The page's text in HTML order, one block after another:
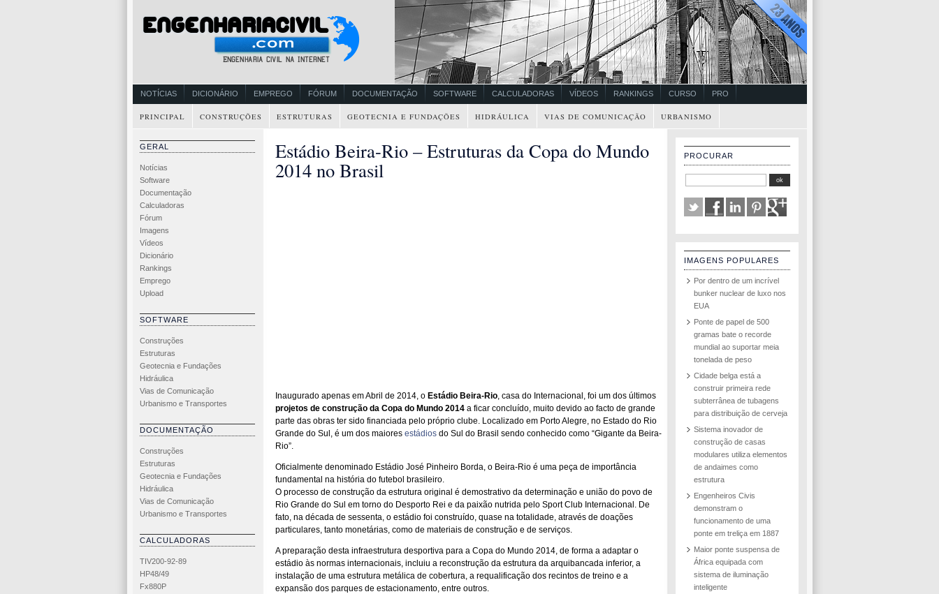
NOTÍCIAS DICIONÁRIO EMPREGO FÓRUM DOCUMENTAÇÃO SOFTWARE CALCULADORAS VÍDEOS RANKINGS CURSO PRO
PRINCIPAL CONSTRUÇÕES ESTRUTURAS GEOTECNIA E FUNDAÇÕES HIDRÁULICA VIAS DE COMUNICAÇÃO URBANISMO
GERAL
Notícias
Software
Documentação
Calculadoras
Fórum
Imagens
Vídeos
Dicionário
Rankings
Emprego
Upload
SOFTWARE
Construções
Estruturas
Geotecnia e Fundações
Hidráulica
Vias de Comunicação
Urbanismo e Transportes
DOCUMENTAÇÃO
Construções
Estruturas
Geotecnia e Fundações
Hidráulica
Vias de Comunicação
Urbanismo e Transportes
CALCULADORAS
TIV200-92-89
HP48/49
Fx880P
Estádio Beira-Rio – Estruturas da Copa do Mundo
2014 no Brasil
Inaugurado apenas em Abril de 2014, o Estádio Beira-Rio, casa do Internacional, foi um dos últimos
projetos de construção da Copa do Mundo 2014a ficar concluído, muito devido ao facto de grande
parte das obras ter sido financiada pelo próprio clube. Localizado em Porto Alegre, no Estado do Rio
Grande do Sul, é um dos maiores estádiosdo Sul do Brasil sendo conhecido como “Gigante da Beira-
Rio”.
Oficialmente denominado Estádio José Pinheiro Borda, o Beira-Rio é uma peça de importância
fundamental na história do futebol brasileiro.
O processo de construção da estrutura original é demostrativo da determinação e união do povo de
Rio Grande do Sul em torno do Desporto Rei e da paixão nutrida pelo Sport Club Internacional. De
fato, na década de sessenta, o estádio foi construído, quase na totalidade, através de doações
particulares, tanto monetárias, como de materiais de construção e de serviços.
A preparação desta infraestrutura desportiva para a Copa do Mundo 2014, de forma a adaptar o
estádio às normas internacionais, incluiu a reconstrução da estrutura da arquibancada inferior, a
instalação de uma estrutura metálica de cobertura, a requalificação dos recintos de treino e a
expansão dos parques de estacionamento, entre outros.
PROCURAR
IMAGENS POPULARES
Por dentro de um incrível
bunker nuclear de luxo nos
EUA
Ponte de papel de 500
gramas bate o recorde
mundial ao suportar meia
tonelada de peso
Cidade belga está a
construir primeira rede
subterrânea de tubagens
para distribuição de cerveja
Sistema inovador de
construção de casas
modulares utiliza elementos
de andaimes como
estrutura
Engenheiros Civis
demonstram o
funcionamento de uma
ponte em treliça em 1887
Maior ponte suspensa de
África equipada com
sistema de iluminação
inteligente